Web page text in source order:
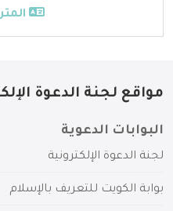
مواقع لجنة الدعوة
البوابات الدعوية
لجنة الدعوة الإلكترونية
بوابة الكويت للتعريف بالإسلام